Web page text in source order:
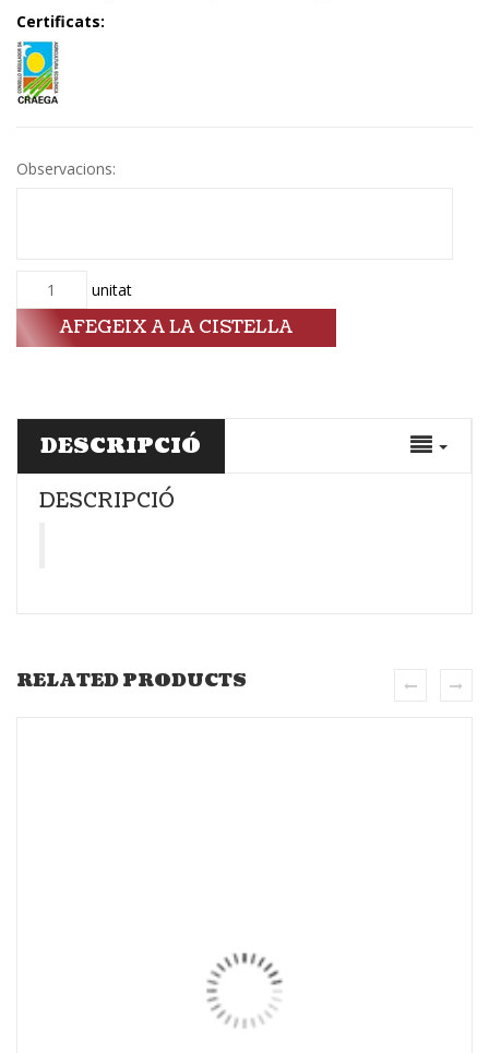
Certificats:
Observacions:
Quantitat unitat
AFEGEIX A LA CISTELLA
DESCRIPCIÓ
DESCRIPCIÓ
RELATED PRODUCTS